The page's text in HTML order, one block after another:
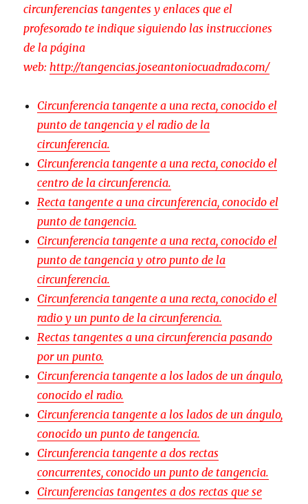
circunferencias tangentes y enlaces que el
profesorado te indique siguiendo las instrucciones
de la página
web: http://tangencias.joseantoniocuadrado.com/
Circunferencia tangente a una recta, conocido el
punto de tangencia y el radio de la
circunferencia.
Circunferencia tangente a una recta, conocido el
centro de la circunferencia.
Recta tangente a una circunferencia, conocido el
punto de tangencia.
Circunferencia tangente a una recta, conocido el
punto de tangencia y otro punto de la
circunferencia.
Circunferencia tangente a una recta, conocido el
radio y un punto de la circunferencia.
Rectas tangentes a una circunferencia pasando
por un punto.
Circunferencia tangente a los lados de un ángulo,
conocido el radio.
Circunferencia tangente a los lados de un ángulo,
conocido un punto de tangencia.
Circunferencia tangente a dos rectas
concurrentes, conocido un punto de tangencia.
Circunferencias tangentes a dos rectas que se